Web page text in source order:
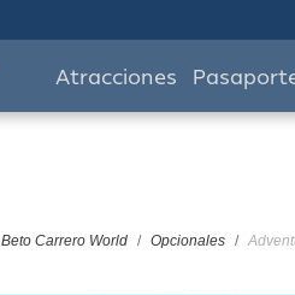
Atracciones
Beto Carrero World Opcionales